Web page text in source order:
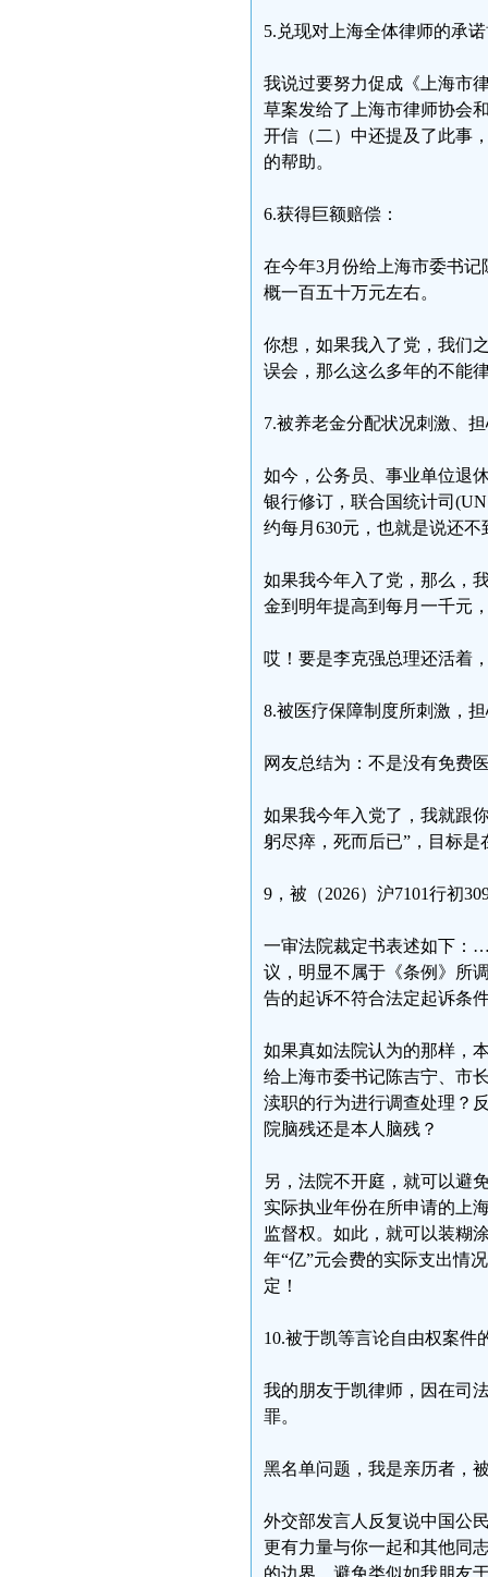
5.兑现对上海全体律师的承
我说过要努力促成《上海市
草案发给了上海市律师协会
开信（二）中还提及了此事
的帮助。
6.获得巨额赔偿：
在今年3月份给上海市委书
概一百五十万元左右。
你想，如果我入了党，我们
误会，那么这么多年的不能
7.被养老金分配状况刺激、
如今，公务员、事业单位退
银行修订，联合国统计司
约每月630元，也就是说还
如果我今年入了党，那么，
金到明年提高到每月一千元
哎！要是李克强总理还活着
8.被医疗保障制度所刺激，
网友总结为：不是没有免费
如果我今年入党了，我就跟
躬尽瘁，死而后已”，目标是
9，被（2026）沪7101行初
一审法院裁定书表述如下：
议，明显不属于《条例》所
告的起诉不符合法定起诉条
如果真如法院认为的那样，
给上海市委书记陈吉宁、市
渎职的行为进行调查处理？
院脑残还是本人脑残？
另，法院不开庭，就可以避
实际执业年份在所申请的上
监督权。如此，就可以装糊
年“亿”元会费的实际支出情
定！
10.被于凯等言论自由权案件
我的朋友于凯律师，因在司
罪。
黑名单问题，我是亲历者，
外交部发言人反复说中国公
更有力量与你一起和其他同
的边界，避免类似如我朋友